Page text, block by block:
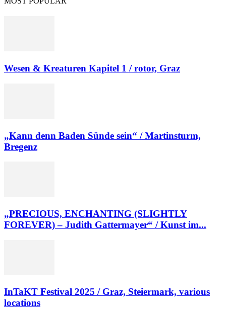
Wesen & Kreaturen Kapitel 1 / rotor, Graz
„Kann denn Baden Sünde sein“ / Martinsturm,
Bregenz
„PRECIOUS, ENCHANTING (SLIGHTLY
FOREVER) – Judith Gattermayer“ / Kunst im...
InTaKT Festival 2025 / Graz, Steiermark, various
locations